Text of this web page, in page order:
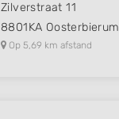
Zilverstraat 11
8801KA Oosterbierum
Op 5,69 km afstand